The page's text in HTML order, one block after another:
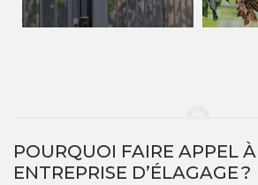
POURQUOI FAIRE APPEL
ENTREPRISE D’ÉLAGAGE ?